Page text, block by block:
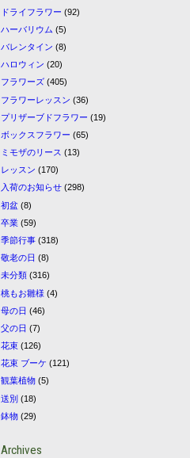
ドライフラワー (92)
ハーバリウム (5)
バレンタイン (8)
ハロウィン (20)
フラワーズ (405)
フラワーレッスン (36)
プリザーブドフラワー (19)
ボックスフラワー (65)
ミモザのリース (13)
レッスン (170)
入荷のお知らせ (298)
初盆 (8)
卒業 (59)
季節行事 (318)
敬老の日 (8)
未分類 (316)
桃もお雛様 (4)
母の日 (46)
父の日 (7)
花束 (126)
花束 ブーケ (121)
観葉植物 (5)
送別 (18)
鉢物 (29)
Archives